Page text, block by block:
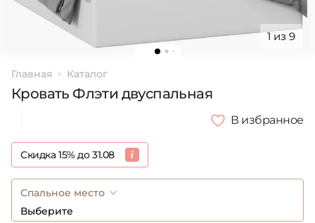
1 из 9
Главная Каталог
Кровать Флэти двуспальная
В избранное
Скидка 15% до 31.08
Спальное место
Выберите